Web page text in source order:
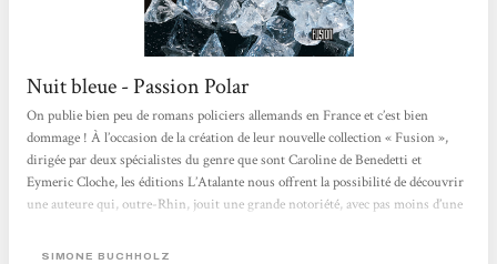
Nuit bleue - Passion Polar
On publie bien peu de romans policiers allemands en France et c’est bien
dommage ! À l’occasion de la création de leur nouvelle collection « Fusion »,
dirigée par deux spécialistes du genre que sont Caroline de Benedetti et
Eymeric Cloche, les éditions L’Atalante nous offrent la possibilité de découvrir
une auteure qui, outre-Rhin, jouit une grande notoriété, avec pas moins d’une
d’une actrice de cinéma, qui trouve son origine dans le fait qu’elle est la fille
SIMONE BUCHHOLZ